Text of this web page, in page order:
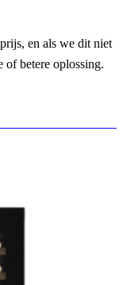
en als we dit niet
of betere oplossing.